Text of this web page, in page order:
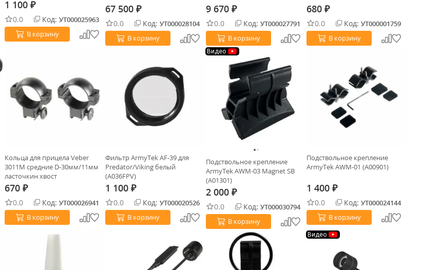
1 100 ₽
0.0 Код: УТ000025963
В корзину
67 500 ₽
0.0 Код: УТ000028104
В корзину
9 670 ₽
0.0 Код: УТ000027791
В корзину
680 ₽
0.0 Код: УТ000001759
В корзину
Кольца для прицела Veber
3011M средние D-30мм/11мм
ласточкин хвост
670 ₽
0.0 Код: УТ000026941
В корзину
Фильтр ArmyTek AF-39 для
Predator/Viking белый
(A036FPV)
1 100 ₽
0.0 Код: УТ000020526
В корзину
Видео
Подствольное крепление
ArmyTek AWM-03 Magnet SB
(A01301)
2 000 ₽
0.0 Код: УТ000030794
В корзину
Подствольное крепление
ArmyTek AWM-01 (A00901)
1 400 ₽
0.0 Код: УТ000024144
В корзину
Видео